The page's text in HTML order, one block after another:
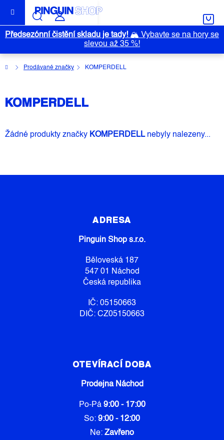
obsah
Předsezónní čistění skladu je tady!🏔️ Vybavte se na hory se
slevou až 35 %!
DomůProdávané značky KOMPERDELL
KOMPERDELL
Žádné produkty značky KOMPERDELLnebyly nalezeny...
ADRESA
Pinguin Shop s.r.o.
Běloveská 187
547 01 Náchod
Česká republika
IČ: 05150663
DIČ: CZ05150663
OTEVÍRACÍ DOBA
Prodejna Náchod
Po-Pá 9:00 - 17:00
So: 9:00 - 12:00
Ne: Zavřeno